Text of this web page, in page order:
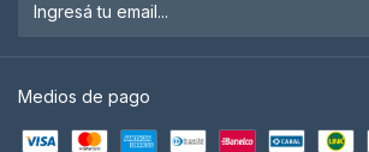
Medios de pago